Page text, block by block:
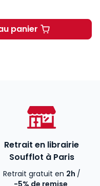
panier
Les grands discours
Retrait en librairie
Soufflot à Paris
Retrait gratuit en 2h /